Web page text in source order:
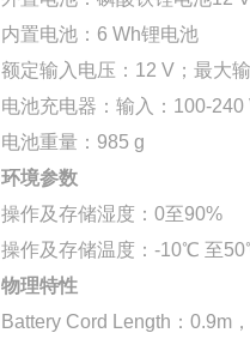
内置电池：6 Wh锂电池
额定输入电压：12 V；最大
电池充电器：输入：100-
电池重量：985 g
环境参数
操作及存储湿度：0至90%
操作及存储温度：-10℃ 至
物理特性
Battery Cord Length ：0.9m